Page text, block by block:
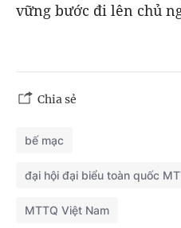
vững bước đi lên chủ
Chia sẻ
bế mạc
đại hội đại biểu toàn quốc
MTTQ Việt Nam